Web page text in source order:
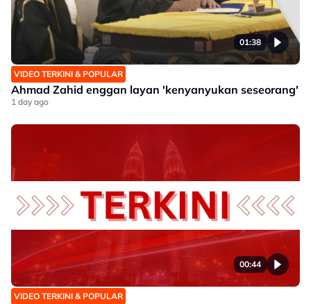
01:38
VIDEO TERKINI & POPULAR
Ahmad Zahid enggan layan 'kenyanyukan seseorang'
1 day ago
00:44
VIDEO TERKINI & POPULAR